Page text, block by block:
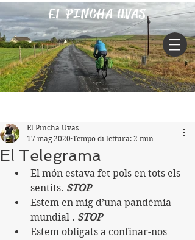
EL PINCHA UVAS
El Telegrama
El Pincha Uvas
17 mag 2020 Tempo di lettura: 2 min
El món estava fet pols en tots els
sentits. STOP
Estem en mig d’una pandèmia
mundial . STOP
Estem obligats a confinar-nos